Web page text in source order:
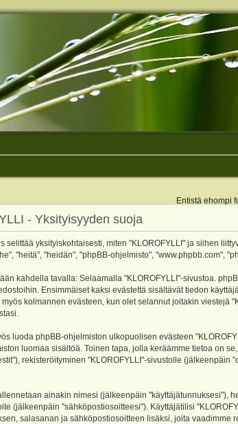
Entistä ehompi
- Yksityisyyden suoja
selittää yksityiskohtaisesti, miten "KLOROFYLLI" ja siihen
"heitä", "heidän", "phpBB-ohjelmisto", "www.phpbb.com",
kahdella tavalla: Selaamalla "KLOROFYLLI"-sivustoa.
Ensimmäiset kaksi evästettä sisältävät tiedon
kolmannen evästeen, kun olet selannut joitakin viestejä
luoda phpBB-ohjelmiston ulkopuolisen evästeen
luomaa sisältöä. Toinen tapa, jolla keräämme tietoa on
rekisteröityminen "KLOROFYLLI"-sivustolle
ainakin nimesi (jälkeenpäin "käyttäjätunnuksesi"),
(jälkeenpäin "sähköpostiosoitteesi"). Käyttäjätilisi
salasanan ja sähköpostiosoitteen lisäksi, joita